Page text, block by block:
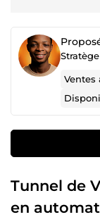
Tunnel de
en